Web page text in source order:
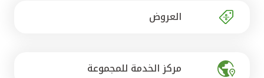
العروض
مركز الخدمة للمجموعة